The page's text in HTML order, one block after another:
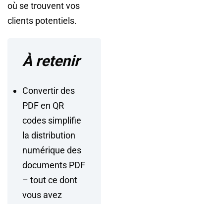
où se trouvent vos
clients potentiels.
À retenir
Convertir des
PDF en QR
codes simplifie
la distribution
numérique des
documents PDF
– tout ce dont
vous avez